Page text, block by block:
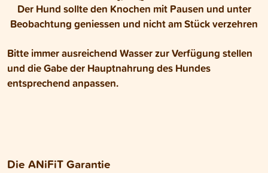
Der Hund sollte den Knochen mit Pausen und unter
Beobachtung geniessen und nicht am Stück verzehren
Bitte immer ausreichend Wasser zur Verfügung stellen
und die Gabe der Hauptnahrung des Hundes
entsprechend anpassen.
Die ANiFiT Garantie